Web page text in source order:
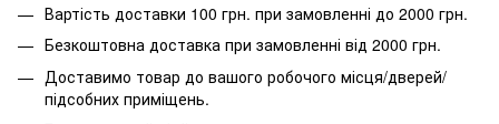
Вартість доставки 100 грн. при замовленні до 2000 грн.
Безкоштовна доставка при замовленні від 2000 грн.
Доставимо товар до вашого робочого місця/дверей/
підсобних приміщень.